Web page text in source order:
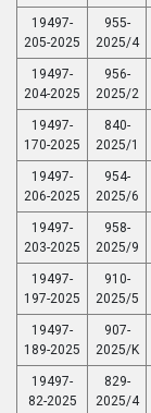
19497-
205-2025
955-
2025/4
19497-
204-2025
956-
2025/2
19497-
170-2025
840-
2025/1
19497-
206-2025
954-
2025/6
19497-
203-2025
958-
2025/9
19497-
197-2025
910-
2025/5
19497-
189-2025
907-
2025/K
19497-
82-2025
829-
2025/4